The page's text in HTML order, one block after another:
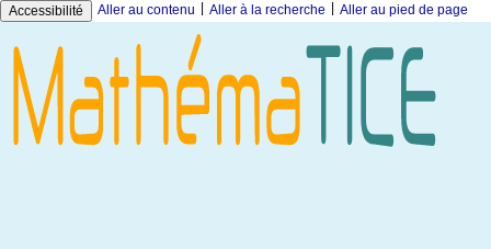
Accessibilité Aller au contenu Aller à la recherche Aller au pied de page